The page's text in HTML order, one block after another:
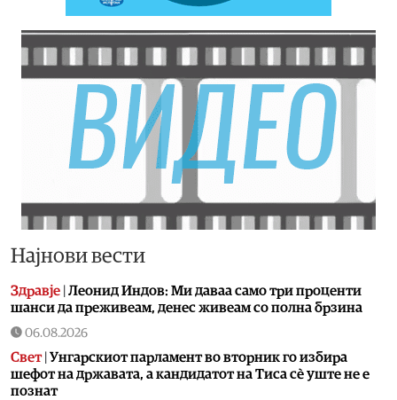
Најнови вести
Здравје Леонид Индов: Ми даваа само три проценти
шанси да преживеам, денес живеам со полна брзина
06.08.2026
Свет| Унгарскиот парламент во вторник го избира
шефот на државата, а кандидатот на Тиса сè уште не е
познат